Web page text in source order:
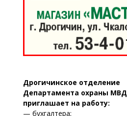
Дрогичинское отделение
Департамента охраны МВД
приглашает на работу:
— бухгалтера;